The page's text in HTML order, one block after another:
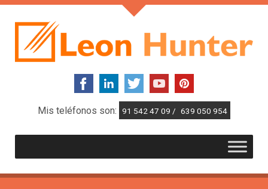
Mis teléfonos son: 91 542 47 09 / 639 050 954